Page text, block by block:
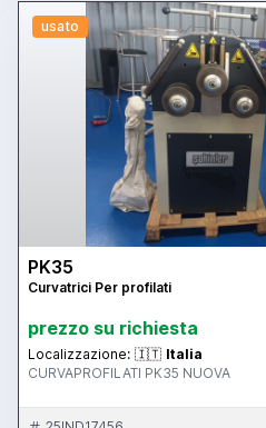
usato
PK35
Curvatrici Per profilati
prezzo su richiesta
Localizzazione: 🇮🇹 Italia
CURVAPROFILATI PK35 NUOVA